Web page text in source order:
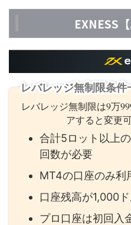
EXNESS
レバレッジ無制限条件
レバレッジ無制限は9万
アすると変更
合計5ロット以上
回数が必要
MT4の口座のみ利
口座残高が1,000
プロ口座は初回入